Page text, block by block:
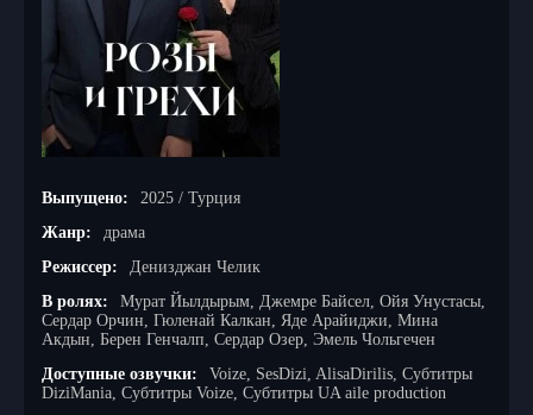
Выпущено:
2025 / Турция
Жанр:
драма
Режиссер:
Денизджан Челик
В ролях:
Мурат Йылдырым, Джемре Байсел, Ойя Унустасы,
Сердар Орчин, Гюленай Калкан, Яде Арайиджи, Мина
Акдын, Берен Генчалп, Сердар Озер, Эмель Чольгечен
Доступные озвучки:
Voize, SesDizi, AlisaDirilis, Субтитры
DiziMania, Субтитры Voize, Субтитры UA aile production